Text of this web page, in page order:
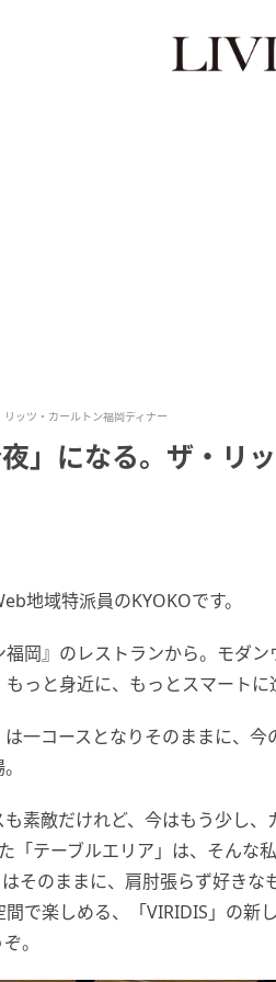
リッツ・カールトン福岡ディナー
」になる。ザ・リ
地域特派員のKYOKOです。
岡』のレストランから。モダ
もっと身近に、もっとスマートに
一コースとなりそのままに、今
素敵だけれど、今はもう少し、
「テーブルエリア」は、そんな
そのままに、肩肘張らず好きな
で楽しめる、「VIRIDIS」の新
。